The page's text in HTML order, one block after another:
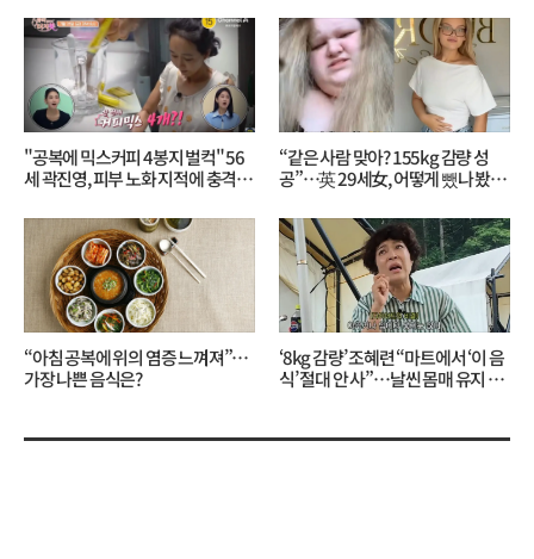
"공복에 믹스커피 4봉지 벌컥" 56
세 곽진영, 피부 노화 지적에 충격…
“같은 사람 맞아? 155kg 감량 성
공”…英 29세女, 어떻게 뺐나 봤더
“아침 공복에 위의 염증 느껴져”…
가장 나쁜 음식은?
‘8kg 감량’ 조혜련 “마트에서 ‘이 음
식’ 절대 안 사”…날씬 몸매 유지 비